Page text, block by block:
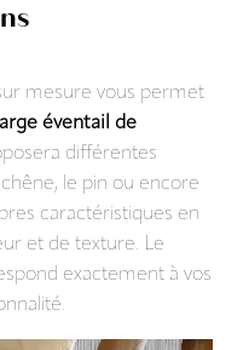
mesure vous permet
éventail de
différentes
le pin ou encore
caractéristiques en
et de texture. Le
exactement à vos